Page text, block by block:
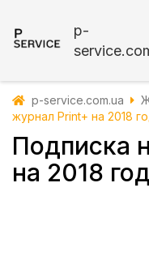
p-
p-service.com.ua
журнал Print+ на 2018
Подписка
на 2018 год